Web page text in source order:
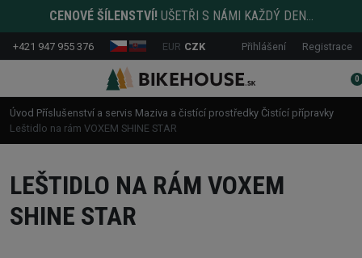
CENOVÉ ŠÍLENSTVÍ! UŠETŘI S NÁMI KAŽDÝ DEN...
+421 947 955 376 EUR CZK Přihlášení Registrace
0
Úvod Příslušenství a servis Maziva a čistící prostředky Čistící přípravky
Leštidlo na rám VOXEM SHINE STAR
LEŠTIDLO NA RÁM VOXEM
SHINE STAR